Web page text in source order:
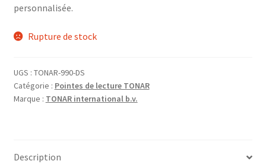
personnalisée.
Rupture de stock
UGS : TONAR-990-DS
Catégorie : Pointes de lecture TONAR
Marque : TONAR international b.v.
Description